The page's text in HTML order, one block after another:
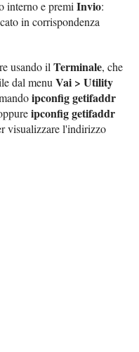
interno e premiInvio:
in corrispondenza
usando ilTerminale, che
dal menuVai > Utility
ipconfig getifaddr
ipconfig getifaddr
visualizzare l'indirizzo